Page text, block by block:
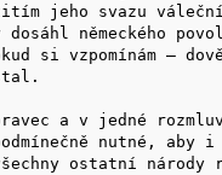
jeho svazu
německého
si vzpomínám —
a v jedné
nutné, aby
ostatní národy